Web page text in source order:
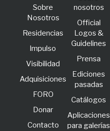
Sobre
Nosotros
Residencias
lmpulso
Visibilidad
Adquisiciones
FORO
Donar
Contacto
nosotros
Official
Logos &
Guidelines
Prensa
Ediciones
pasadas
Catálogos
Aplicaciones
para galerías